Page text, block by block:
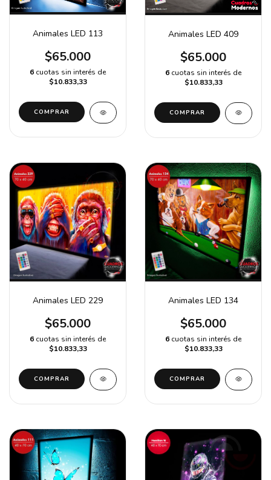
Animales LED 113
$65.000
6 cuotas sin interés de
$10.833,33
COMPRAR
Animales LED 409
$65.000
6 cuotas sin interés de
$10.833,33
COMPRAR
Animales LED 229
$65.000
6 cuotas sin interés de
$10.833,33
COMPRAR
Animales LED 134
$65.000
6 cuotas sin interés de
$10.833,33
COMPRAR